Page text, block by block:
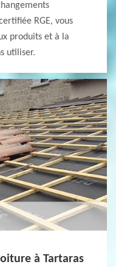
RGE, vous
produits et à la
utiliser.
à Tartaras